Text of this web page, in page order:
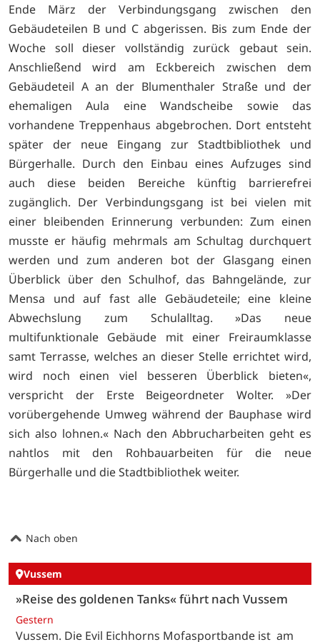
Ende März der Verbindungsgang zwischen den
Gebäudeteilen B und C abgerissen. Bis zum Ende der
Woche soll dieser vollständig zurück gebaut sein.
Anschließend wird am Eckbereich zwischen dem
Gebäudeteil A an der Blumenthaler Straße und der
ehemaligen Aula eine Wandscheibe sowie das
vorhandene Treppenhaus abgebrochen. Dort entsteht
später der neue Eingang zur Stadtbibliothek und
Bürgerhalle. Durch den Einbau eines Aufzuges sind
auch diese beiden Bereiche künftig barrierefrei
zugänglich. Der Verbindungsgang ist bei vielen mit
einer bleibenden Erinnerung verbunden: Zum einen
musste er häufig mehrmals am Schultag durchquert
werden und zum anderen bot der Glasgang einen
Überblick über den Schulhof, das Bahngelände, zur
Mensa und auf fast alle Gebäudeteile; eine kleine
Abwechslung zum Schulalltag. »Das neue
multifunktionale Gebäude mit einer Freiraumklasse
samt Terrasse, welches an dieser Stelle errichtet wird,
wird noch einen viel besseren Überblick bieten«,
verspricht der Erste Beigeordneter Wolter. »Der
vorübergehende Umweg während der Bauphase wird
sich also lohnen.« Nach den Abbrucharbeiten geht es
nahtlos mit den Rohbauarbeiten für die neue
Bürgerhalle und die Stadtbibliothek weiter.
Nach oben
Vussem
»Reise des goldenen Tanks« führt nach Vussem
Gestern
Vussem. Die Evil Eichhorns Mofasportbande ist am